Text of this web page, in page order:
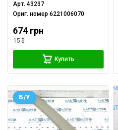
Арт.43237
Ориг. номер6221006070
674 грн
15 $
Купить
Б/У